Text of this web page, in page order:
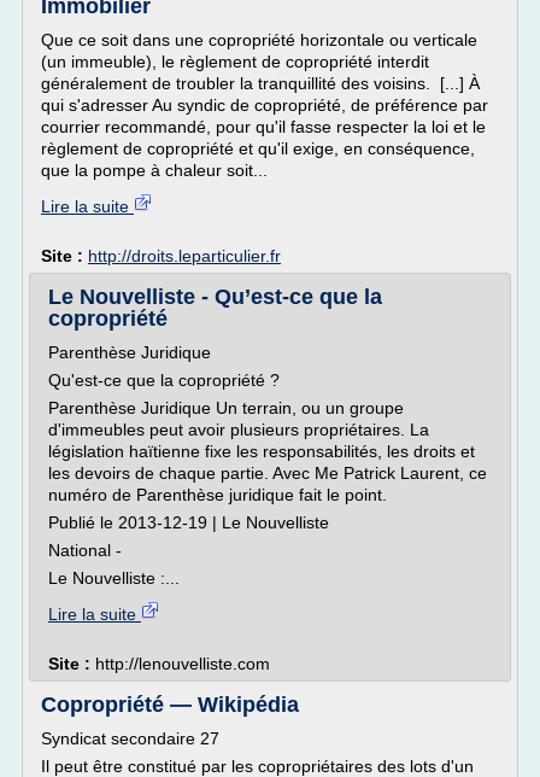
Immobilier
Que ce soit dans une copropriété horizontale ou verticale
(un immeuble), le règlement de copropriété interdit
généralement de troubler la tranquillité des voisins. [...] À
qui s'adresser Au syndic de copropriété, de préférence par
courrier recommandé, pour qu'il fasse respecter la loi et le
règlement de copropriété et qu'il exige, en conséquence,
que la pompe à chaleur soit...
Lire la suite
Site : http://droits.leparticulier.fr
Le Nouvelliste - Qu’est-ce que la
copropriété
Parenthèse Juridique
Qu'est-ce que la copropriété ?
Parenthèse Juridique Un terrain, ou un groupe
d'immeubles peut avoir plusieurs propriétaires. La
législation haïtienne fixe les responsabilités, les droits et
les devoirs de chaque partie. Avec Me Patrick Laurent, ce
numéro de Parenthèse juridique fait le point.
Publié le 2013-12-19 | Le Nouvelliste
National -
Le Nouvelliste :...
Lire la suite
Site : http://lenouvelliste.com
Copropriété — Wikipédia
Syndicat secondaire 27
Il peut être constitué par les copropriétaires des lots d'un